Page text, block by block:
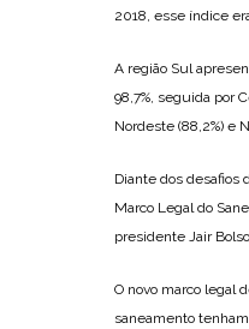
2018, esse índice
A região Sul
98,7%, seguida por
Nordeste (88,2%) e
Diante dos desafios
Marco Legal do
presidente Jair
O novo marco legal
saneamento